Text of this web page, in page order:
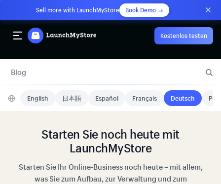
Sell more with LaunchMyStore Book Demo →
Kostenlos testen
Blog
English 日本語 Español Français Deutsch
Starten Sie noch heute mit
LaunchMyStore
Starten Sie Ihr Online-Business noch heute – mit allem,
was Sie zum Aufbau, zur Verwaltung und zum